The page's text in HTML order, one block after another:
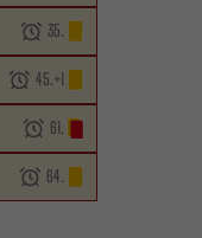
35.
45.+1
61.
64.